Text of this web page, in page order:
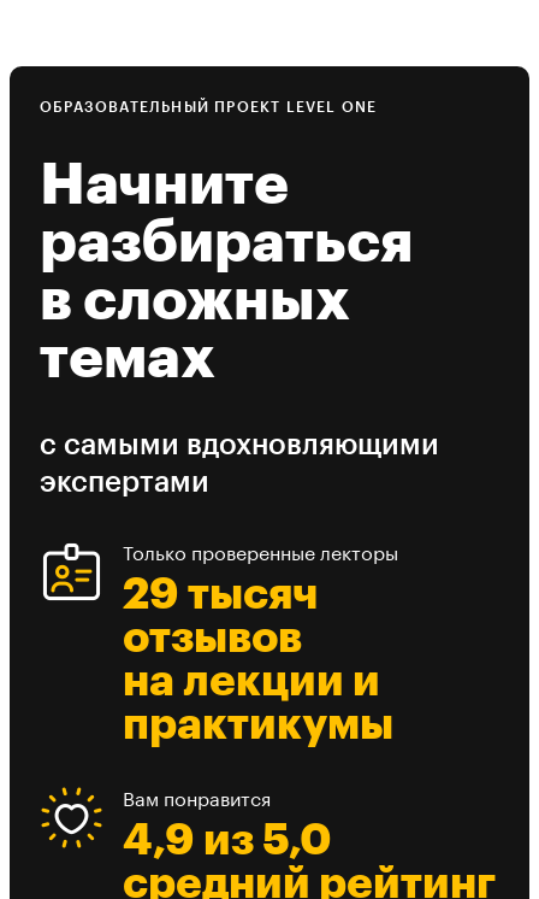
ОБРАЗОВАТЕЛЬНЫЙ ПРОЕКТ LEVEL ONE
Начните
разбираться
в сложных
темах
с самыми вдохновляющими
экспертами
Только проверенные лекторы
29 тысяч
отзывов
на лекции и
практикумы
Вам понравится
4,9 из 5,0
средний рейтинг